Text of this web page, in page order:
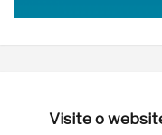
Visite o